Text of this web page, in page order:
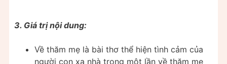
3. Giá trị nội dung:
Về thăm mẹ là bài thơ thể hiện tình cảm của
người con xa nhà trong một lần về thăm mẹ